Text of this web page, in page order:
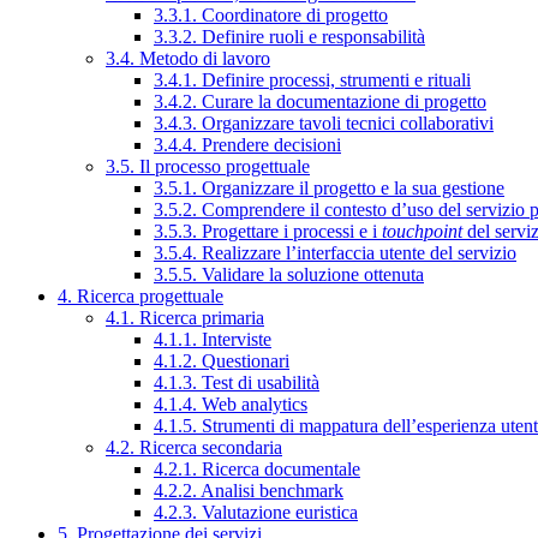
3.3.1. Coordinatore di progetto
3.3.2. Definire ruoli e responsabilità
3.4. Metodo di lavoro
3.4.1. Definire processi, strumenti e rituali
3.4.2. Curare la documentazione di progetto
3.4.3. Organizzare tavoli tecnici collaborativi
3.4.4. Prendere decisioni
3.5. Il processo progettuale
3.5.1. Organizzare il progetto e la sua gestione
3.5.2. Comprendere il contesto d’uso del servizio
3.5.3. Progettare i processi e i touchpointdel
3.5.4. Realizzare l’interfaccia utente del servizio
3.5.5. Validare la soluzione ottenuta
4. Ricerca progettuale
4.1. Ricerca primaria
4.1.1. Interviste
4.1.2. Questionari
4.1.3. Test di usabilità
4.1.4. Web analytics
4.1.5. Strumenti di mappatura dell’esperienza
4.2. Ricerca secondaria
4.2.1. Ricerca documentale
4.2.2. Analisi benchmark
4.2.3. Valutazione euristica
5. Progettazione dei servizi